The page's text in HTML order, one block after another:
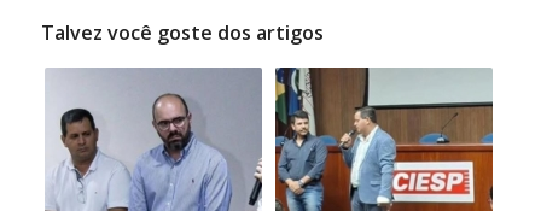
Talvez você goste dos artigos